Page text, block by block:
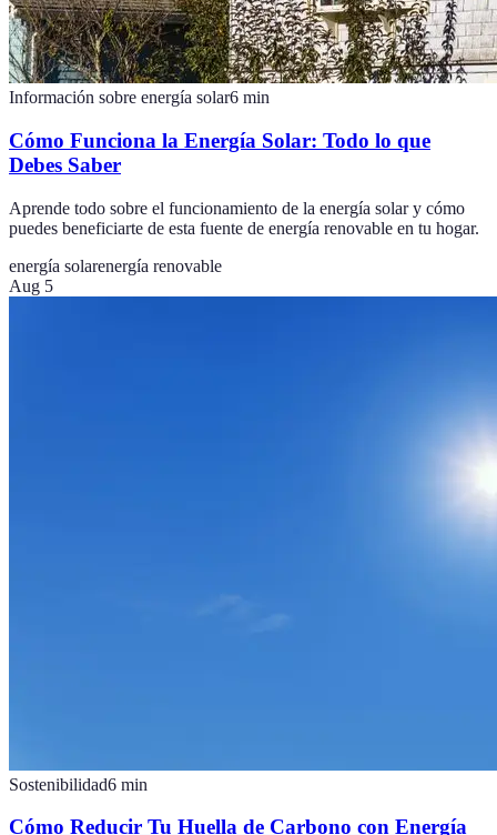
Información sobre energía solar6 min
Cómo Funciona la Energía Solar: Todo lo que
Debes Saber
Aprende todo sobre el funcionamiento de la energía solar y cómo
puedes beneficiarte de esta fuente de energía renovable en tu hogar.
energía solarenergía renovable
Aug 5
Sostenibilidad6 min
Cómo Reducir Tu Huella de Carbono con Energía